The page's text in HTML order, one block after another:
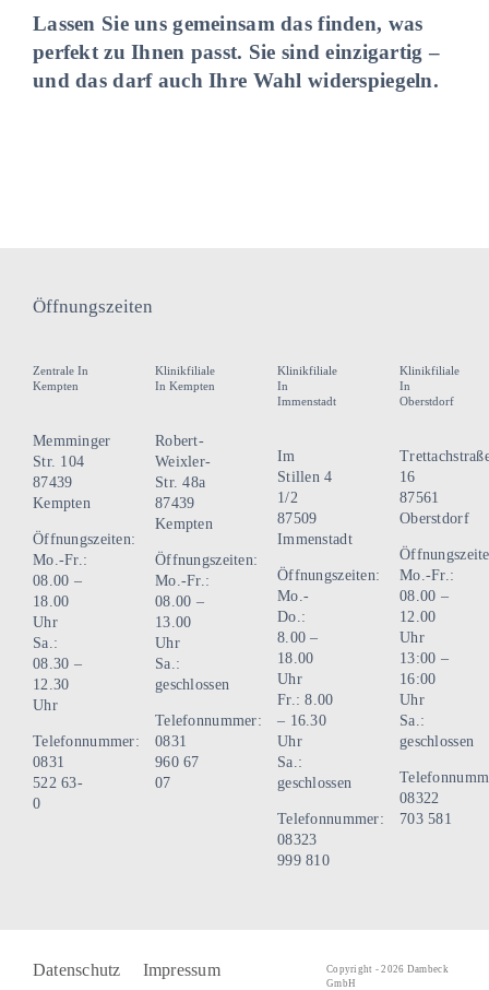
Lassen Sie uns gemeinsam das finden, was
perfekt zu Ihnen passt. Sie sind einzigartig –
und das darf auch Ihre Wahl widerspiegeln.
Öffnungszeiten
Zentrale In
Kempten
Memminger
Str. 104
87439
Kempten
Öffnungszeiten:
Mo.-Fr.:
08.00 –
18.00
Uhr
Sa.:
08.30 –
12.30
Uhr
Telefonnummer:
0831
522 63-
0
Klinikfiliale
In Kempten
Robert-
Weixler-
Str. 48a
87439
Kempten
Öffnungszeiten:
Mo.-Fr.:
08.00 –
13.00
Uhr
Sa.:
geschlossen
Telefonnummer:
0831
960 67
07
Klinikfiliale
In
Immenstadt
Im
Stillen 4
1/2
87509
Immenstadt
Öffnungszeiten:
Mo.-
Do.:
8.00 –
18.00
Uhr
Fr.: 8.00
– 16.30
Uhr
Sa.:
geschlossen
Telefonnummer:
08323
999 810
Klinikfiliale
In
Oberstdorf
16
87561
Oberstdorf
Mo.-Fr.:
08.00 –
12.00
Uhr
13:00 –
16:00
Uhr
Sa.:
geschlossen
08322
703 581
Datenschutz Impressum
Copyright - 2026 Dambeck
GmbH